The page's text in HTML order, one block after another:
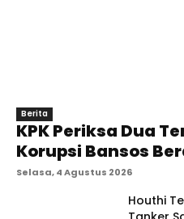
Berita
KPK Periksa Dua
Korupsi Bansos
Selasa, 4 Agustus 2026
Houthi